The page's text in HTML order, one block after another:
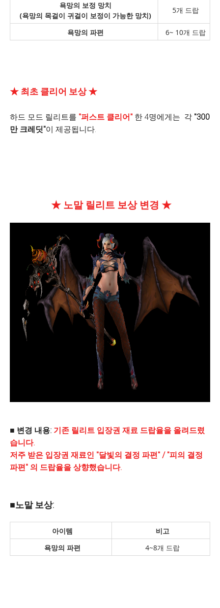
욕망의 보정 망치
(욕망의 목걸이 귀걸이 보정이 가능한 망치)
5개 드랍
욕망의 파편 6~ 10개 드랍
★ 최초 클리어 보상 ★
하드 모드 릴리트를 "퍼스트 클리어" 한 4명에게는 각 "300
만 크레딧"이 제공됩니다.
★ 노말 릴리트 보상 변경 ★
■ 변경 내용: 기존 릴리트 입장권 재료 드랍율을 올려드렸
습니다.
저주 받은 입장권 재료인 "달빛의 결정 파편" / "피의 결정
파편" 의 드랍율을 상향했습니다.
■노말 보상:
아이템
비고
욕망의 파편
4~8개 드랍